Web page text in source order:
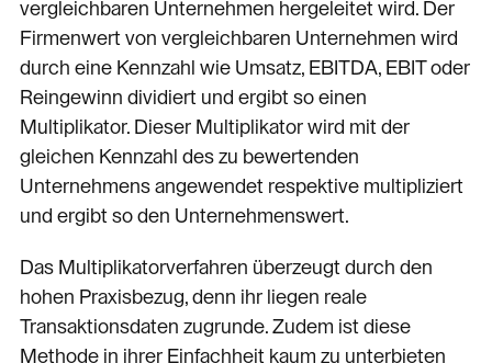
vergleichbaren Unternehmen hergeleitet wird. Der
Firmenwert von vergleichbaren Unternehmen wird
durch eine Kennzahl wie Umsatz, EBITDA, EBIT oder
Reingewinn dividiert und ergibt so einen
Multiplikator. Dieser Multiplikator wird mit der
gleichen Kennzahl des zu bewertenden
Unternehmens angewendet respektive multipliziert
und ergibt so den Unternehmenswert.
Das Multiplikatorverfahren überzeugt durch den
hohen Praxisbezug, denn ihr liegen reale
Transaktionsdaten zugrunde. Zudem ist diese
Methode in ihrer Einfachheit kaum zu unterbieten